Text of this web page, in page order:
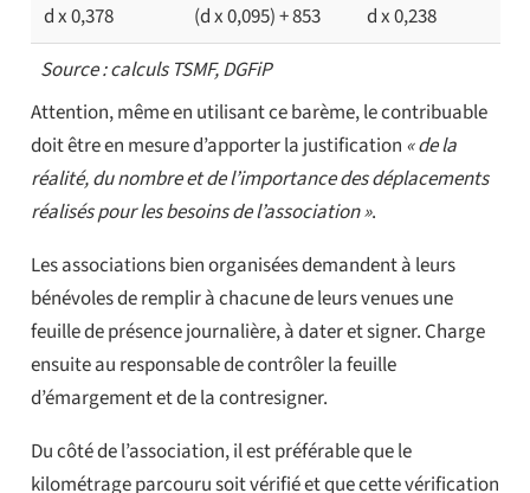
d x 0,378
(d x 0,095) + 853
d x 0,238
Source : calculs TSMF, DGFiP
Attention, même en utilisant ce barème, le contribuable
doit être en mesure d’apporter la justification « de la
réalité, du nombre et de l’importance des déplacements
réalisés pour les besoins de l’association ».
Les associations bien organisées demandent à leurs
bénévoles de remplir à chacune de leurs venues une
feuille de présence journalière, à dater et signer. Charge
ensuite au responsable de contrôler la feuille
d’émargement et de la contresigner.
Du côté de l’association, il est préférable que le
kilométrage parcouru soit vérifié et que cette vérification